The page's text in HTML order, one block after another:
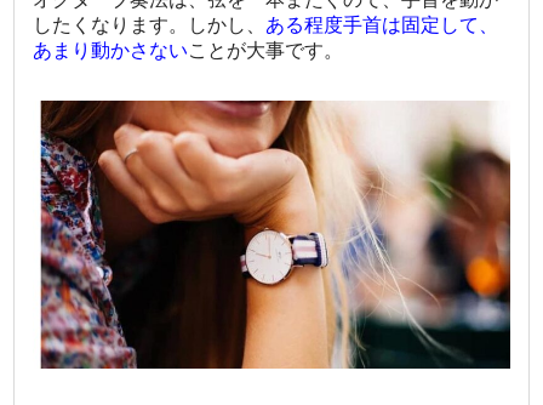
したくなります。しかし、 ある程度手首は固定して、
あまり動かさないことが大事です。